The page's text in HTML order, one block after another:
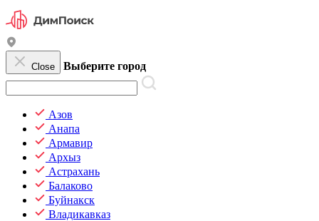
Close Выберите город
Азов
Анапа
Армавир
Архыз
Астрахань
Балаково
Буйнакск
Владикавказ